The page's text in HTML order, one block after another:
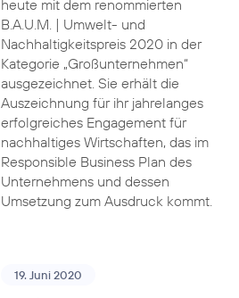
heute mit dem renommierten
B.A.U.M. | Umwelt- und
Nachhaltigkeitspreis 2020 in der
Kategorie „Großunternehmen“
ausgezeichnet. Sie erhält die
Auszeichnung für ihr jahrelanges
erfolgreiches Engagement für
nachhaltiges Wirtschaften, das im
Responsible Business Plan des
Unternehmens und dessen
Umsetzung zum Ausdruck kommt.
19. Juni 2020